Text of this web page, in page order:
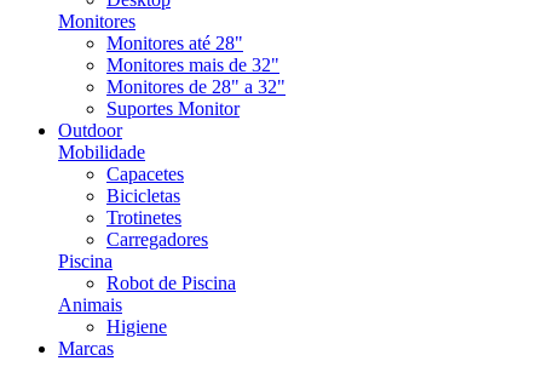
Monitores
Monitores até 28"
Monitores mais de 32"
Monitores de 28" a 32"
Suportes Monitor
Outdoor
Mobilidade
Capacetes
Bicicletas
Trotinetes
Carregadores
Piscina
Robot de Piscina
Animais
Higiene
Marcas